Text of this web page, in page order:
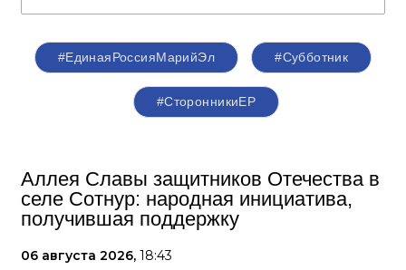
#ЕдинаяРоссияМарийЭл #Субботник
#СторонникиЕР
Аллея Славы защитников Отечества в
селе Сотнур: народная инициатива,
получившая поддержку
06 августа 2026, 18:43